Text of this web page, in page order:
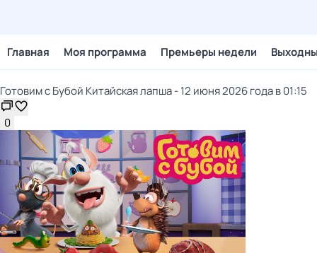
Главная Моя программа Премьеры недели
Готовим с Бубой Китайская лапша - 12 июня 2026 года в 01:15
0